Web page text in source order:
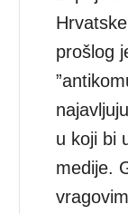
prošlog
u koji bi
medije.